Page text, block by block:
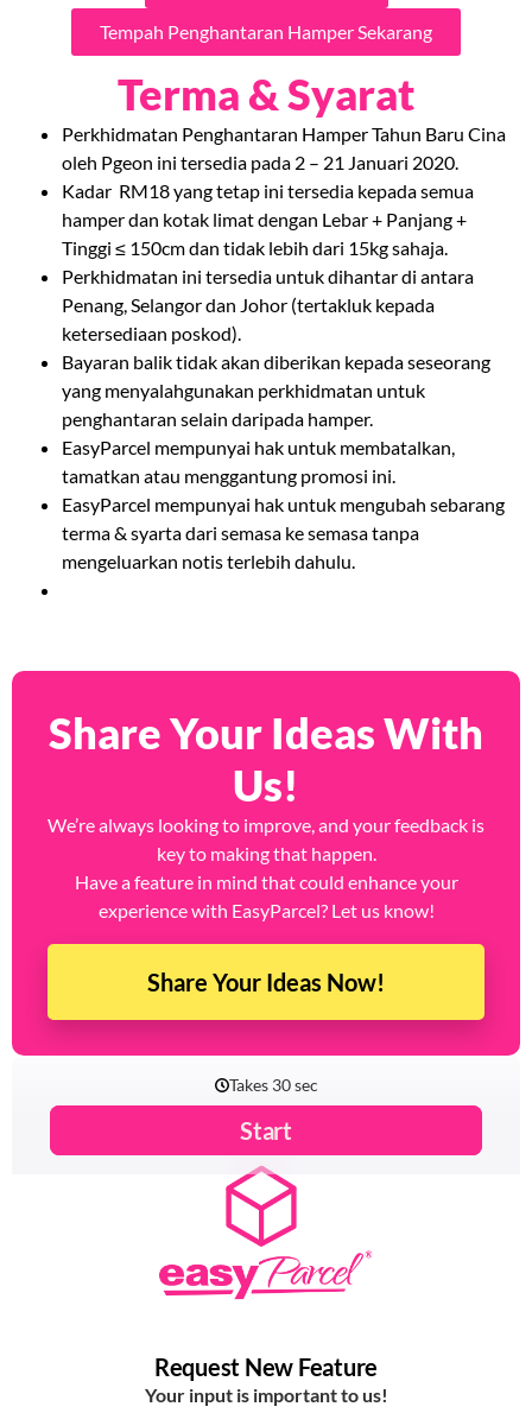
Tempah Penghantaran Hamper Sekarang
Terma & Syarat
Perkhidmatan Penghantaran Hamper Tahun Baru Cina
oleh Pgeon ini tersedia pada 2 – 21 Januari 2020.
Kadar RM18 yang tetap ini tersedia kepada semua
hamper dan kotak limat dengan Lebar + Panjang +
Tinggi ≤ 150cm dan tidak lebih dari 15kg sahaja.
Perkhidmatan ini tersedia untuk dihantar di antara
Penang, Selangor dan Johor (tertakluk kepada
ketersediaan poskod).
Bayaran balik tidak akan diberikan kepada seseorang
yang menyalahgunakan perkhidmatan untuk
penghantaran selain daripada hamper.
EasyParcel mempunyai hak untuk membatalkan,
tamatkan atau menggantung promosi ini.
EasyParcel mempunyai hak untuk mengubah sebarang
terma & syarta dari semasa ke semasa tanpa
mengeluarkan notis terlebih dahulu.
Share Your Ideas With
Us!
We’re always looking to improve, and your feedback is
key to making that happen.
Have a feature in mind that could enhance your
experience with EasyParcel? Let us know!
Share Your Ideas Now!